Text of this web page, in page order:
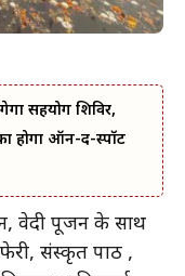
सहयोग शिविर,
होगा ऑन-द-स्पॉट
वेदी पूजन के साथ
संस्कृत पाठ ,